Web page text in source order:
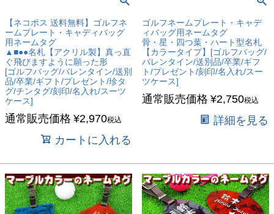
【ネコポス 送料無料】ゴルフネ
ームプレート・キャディバッグ
用ネームタグ
▲■●●名札【アクリル製】真っ直
ぐ飛びますように願った形
[ゴルフバッグ/バレンタイン/送別
品/卒業/ギフト/プレゼント/珍タ
グ/チンタグ/刻印/名入れ/スーツ
ケース]
通常販売価格 ¥2,970税込
カートに入れる
ゴルフネームプレート・キャデ
ィバッグ用ネームタグ
骨・星・四つ葉・ハート型名札
【カラータイプ】[ゴルフバッグ/
バレンタイン/送別品/卒業/ギフ
ト/プレゼント/刻印/名入れ/スー
ツケース]
通常販売価格 ¥2,750税込
詳細を見る